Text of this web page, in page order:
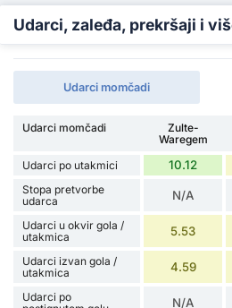
Udarci, zaleđa, prekršaji i
Udarci momčadi
Udarci momčadi
Zulte-
Waregem
Udarci po utakmici 10.12
Stopa pretvorbe
udarca
N/A
Udarci u okvir gola /
utakmica
5.53
Udarci izvan gola /
utakmica
4.59
Udarci po
N/A